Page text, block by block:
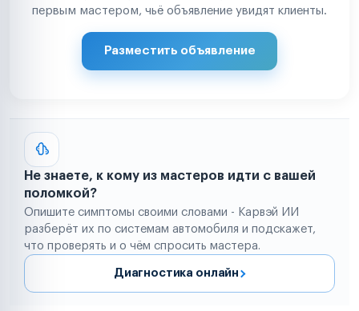
первым мастером, чьё объявление увидят клиенты.
Разместить объявление
Не знаете, к кому из мастеров идти с вашей
поломкой?
Опишите симптомы своими словами - Карвэй ИИ
разберёт их по системам автомобиля и подскажет,
что проверять и о чём спросить мастера.
Диагностика онлайн